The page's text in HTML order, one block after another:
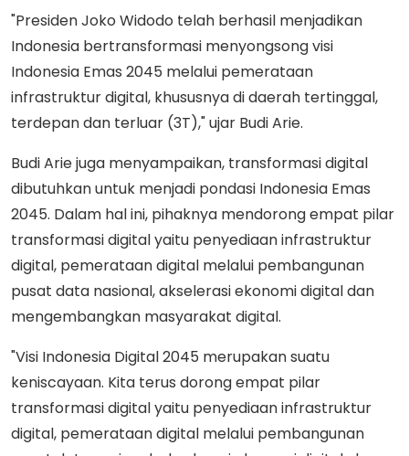
"Presiden Joko Widodo telah berhasil menjadikan
Indonesia bertransformasi menyongsong visi
Indonesia Emas 2045 melalui pemerataan
infrastruktur digital, khususnya di daerah tertinggal,
terdepan dan terluar (3T)," ujar Budi Arie.
Budi Arie juga menyampaikan, transformasi digital
dibutuhkan untuk menjadi pondasi Indonesia Emas
2045. Dalam hal ini, pihaknya mendorong empat pilar
transformasi digital yaitu penyediaan infrastruktur
digital, pemerataan digital melalui pembangunan
pusat data nasional, akselerasi ekonomi digital dan
mengembangkan masyarakat digital.
"Visi Indonesia Digital 2045 merupakan suatu
keniscayaan. Kita terus dorong empat pilar
transformasi digital yaitu penyediaan infrastruktur
digital, pemerataan digital melalui pembangunan